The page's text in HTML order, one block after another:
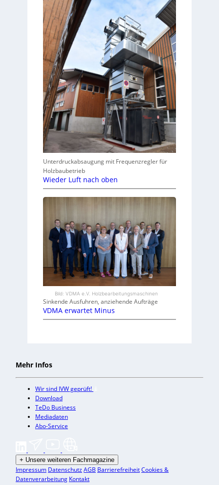
Unterdruckabsaugung mit Frequenzregler für
Holzbaubetrieb
Wieder Luft nach oben
Bild: VDMA e.V. Holzbearbeitungsmaschinen
Sinkende Ausfuhren, anziehende Aufträge
VDMA erwartet Minus
Mehr Infos
Wir sind IVW geprüft!
Download
TeDo Business
Mediadaten
Abo-Service
+ Unsere weiteren Fachmagazine
Impressum DatenschutzAGB BarrierefreiheitCookies &
Datenverarbeitung Kontakt